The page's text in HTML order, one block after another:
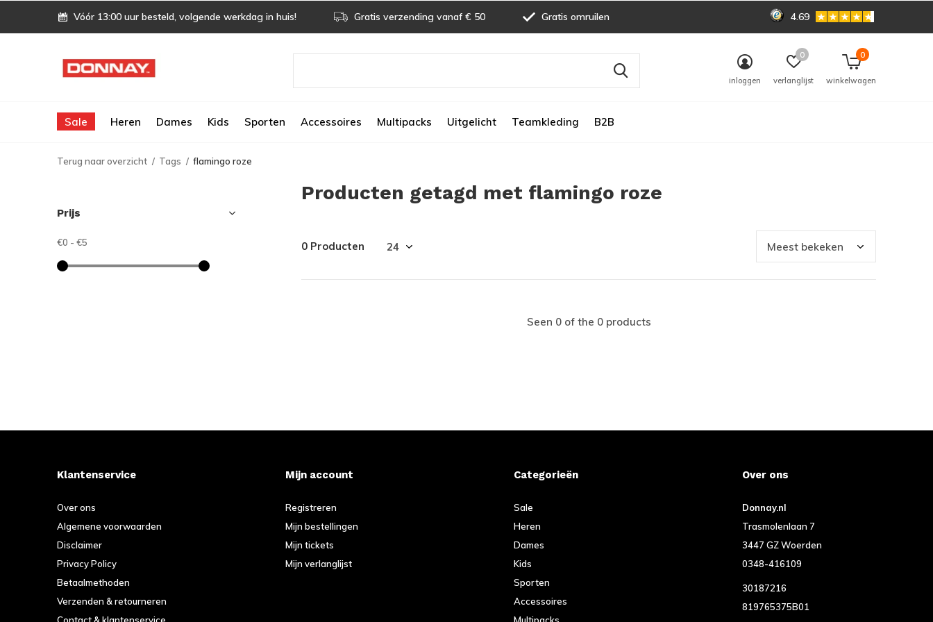
Sale Heren Dames Kids Sporten Accessoires Multipacks Uitgelicht Teamkleding B2B
inloggen verlanglijst
0
winkelwagen
0
Vóór 13:00 uur besteld, volgende werkdag in huis! Gratis verzending vanaf € 50 Gratis omruilen 4.69
Terug naar overzicht Tags flamingo roze
Producten getagd met flamingo roze
0 Producten
Seen 0 of the 0 products
Prijs
€0 - €5
Klantenservice
Over ons
Algemene voorwaarden
Disclaimer
Privacy Policy
Betaalmethoden
Verzenden & retourneren
Mijn account
Registreren
Mijn bestellingen
Mijn tickets
Mijn verlanglijst
Categorieën
Sale
Heren
Dames
Kids
Sporten
Accessoires
Over ons
Donnay.nl
Trasmolenlaan 7
3447 GZ Woerden
0348-416109
30187216
819765375B01